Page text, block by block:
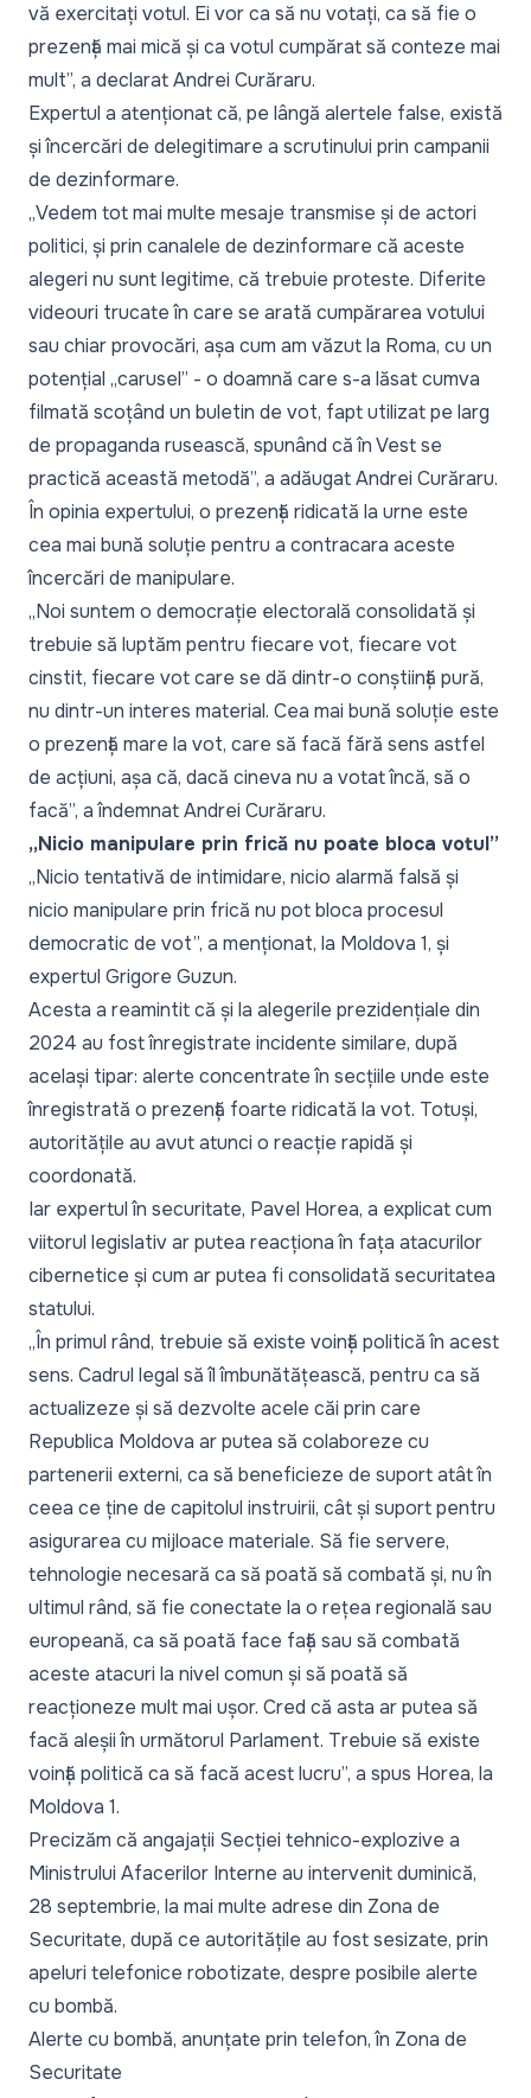
vă exercitați votul. Ei vor ca să nu votați, ca să fie o
prezență mai mică și ca votul cumpărat să conteze mai
mult”, a declarat Andrei Curăraru.
Expertul a atenționat că, pe lângă alertele false, există
și încercări de delegitimare a scrutinului prin campanii
de dezinformare.
„Vedem tot mai multe mesaje transmise și de actori
politici, și prin canalele de dezinformare că aceste
alegeri nu sunt legitime, că trebuie proteste. Diferite
videouri trucate în care se arată cumpărarea votului
sau chiar provocări, așa cum am văzut la Roma, cu un
potențial „carusel” - o doamnă care s-a lăsat cumva
filmată scoțând un buletin de vot, fapt utilizat pe larg
de propaganda rusească, spunând că în Vest se
practică această metodă”, a adăugat Andrei Curăraru.
În opinia expertului, o prezență ridicată la urne este
cea mai bună soluție pentru a contracara aceste
încercări de manipulare.
„Noi suntem o democrație electorală consolidată și
trebuie să luptăm pentru fiecare vot, fiecare vot
cinstit, fiecare vot care se dă dintr-o conștiință pură,
nu dintr-un interes material. Cea mai bună soluție este
o prezență mare la vot, care să facă fără sens astfel
de acțiuni, așa că, dacă cineva nu a votat încă, să o
facă”, a îndemnat Andrei Curăraru.
„Nicio manipulare prin frică nu poate bloca votul”
„Nicio tentativă de intimidare, nicio alarmă falsă și
nicio manipulare prin frică nu pot bloca procesul
democratic de vot”, a menționat, la Moldova 1, și
expertul Grigore Guzun.
Acesta a reamintit că și la alegerile prezidențiale din
2024 au fost înregistrate incidente similare, după
același tipar: alerte concentrate în secțiile unde este
înregistrată o prezență foarte ridicată la vot. Totuși,
autoritățile au avut atunci o reacție rapidă și
coordonată.
Iar expertul în securitate, Pavel Horea, a explicat cum
viitorul legislativ ar putea reacționa în fața atacurilor
cibernetice și cum ar putea fi consolidată securitatea
statului.
„În primul rând, trebuie să existe voință politică în acest
sens. Cadrul legal să îl îmbunătățească, pentru ca să
actualizeze și să dezvolte acele căi prin care
Republica Moldova ar putea să colaboreze cu
partenerii externi, ca să beneficieze de suport atât în
ceea ce ține de capitolul instruirii, cât și suport pentru
asigurarea cu mijloace materiale. Să fie servere,
tehnologie necesară ca să poată să combată și, nu în
ultimul rând, să fie conectate la o rețea regională sau
europeană, ca să poată face față sau să combată
aceste atacuri la nivel comun și să poată să
reacționeze mult mai ușor. Cred că asta ar putea să
facă aleșii în următorul Parlament. Trebuie să existe
voință politică ca să facă acest lucru”, a spus Horea, la
Moldova 1.
Precizăm că angajații Secției tehnico-explozive a
Ministrului Afacerilor Interne au intervenit duminică,
28 septembrie, la mai multe adrese din Zona de
Securitate, după ce autoritățile au fost sesizate, prin
apeluri telefonice robotizate, despre posibile alerte
cu bombă.
Alerte cu bombă, anunțate prin telefon, în Zona de
Securitate